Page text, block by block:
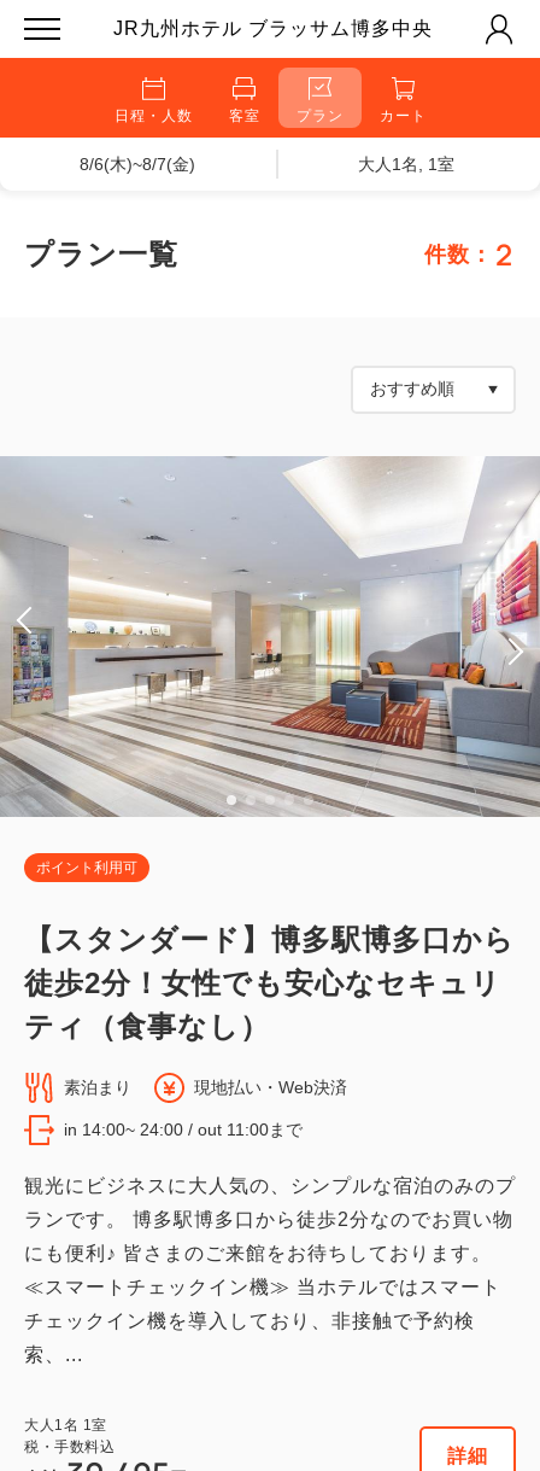
JR九州ホテル ブラッサム博多中央
日程・人数 客室 プラン カート
8/6(木)~8/7(金) 大人1名, 1室
プラン一覧 件数： 2
ポイント利用可
【スタンダード】博多駅博多口から
徒歩2分！女性でも安心なセキュリ
ティ（食事なし）
素泊まり 現地払い・Web決済
in 14:00~ 24:00 / out 11:00まで
観光にビジネスに大人気の、シンプルな宿泊のみのプ
ランです。 博多駅博多口から徒歩2分なのでお買い物
にも便利♪ 皆さまのご来館をお待ちしております。
≪スマートチェックイン機≫ 当ホテルではスマート
チェックイン機を導入しており、非接触で予約検
索、...
大人 1 名 1 室
税・手数料込
詳細